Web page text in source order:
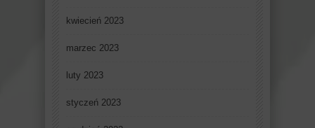
kwiecień 2023
marzec 2023
luty 2023
styczeń 2023